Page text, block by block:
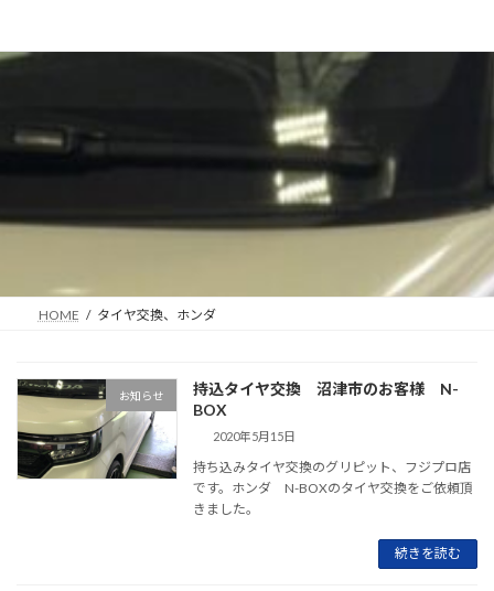
HOME タイヤ交換、ホンダ
お知らせ
持込タイヤ交換 沼津市のお客様 N-
BOX
2020年5月15日
持ち込みタイヤ交換のグリピット、フジプロ店
です。ホンダ N-BOXのタイヤ交換をご依頼頂
きました。
続きを読む